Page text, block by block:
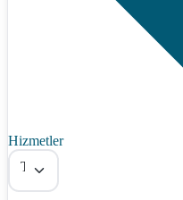
Hizmetler
Tümü